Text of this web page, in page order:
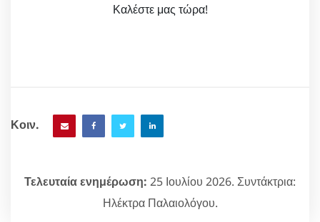
Καλέστε μας τώρα!
Κοιν.
Τελευταία ενημέρωση: 25 Ιουλίου 2026. Συντάκτρια:
Ηλέκτρα Παλαιολόγου.